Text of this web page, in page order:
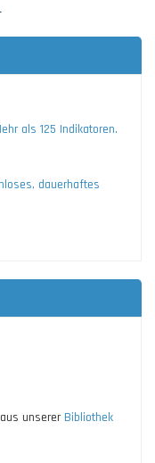
als 125 Indikatoren.
dauerhaftes
unserer Bibliothek